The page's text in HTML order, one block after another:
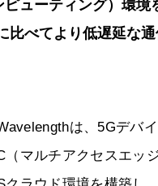
ピューティング）環
比べてより低遅延な
は、5Gデバ
（マルチアクセスエッ